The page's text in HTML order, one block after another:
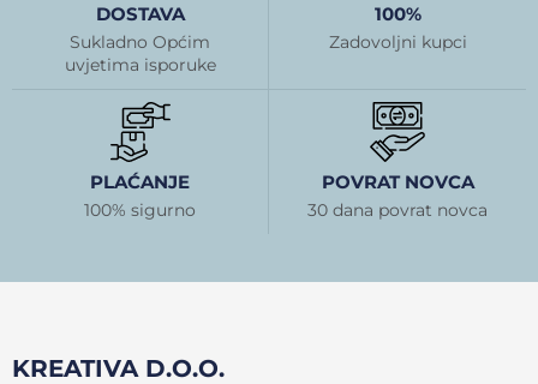
DOSTAVA
Sukladno Općim
uvjetima isporuke
100%
Zadovoljni kupci
PLAĆANJE
100% sigurno
POVRAT NOVCA
30 dana povrat novca
KREATIVA D.O.O.